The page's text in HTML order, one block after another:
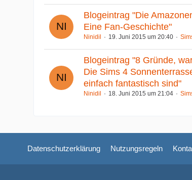
Blogeintrag "Die
Eine Fan-Geschichte"
Ninidil 19. Juni 2015 um 20:40
Blogeintrag "8 Gründe,
Die Sims 4
einfach fantastisch sind"
Ninidil 18. Juni 2015 um 21:04
Datenschutzerklärung Nutzungsregeln